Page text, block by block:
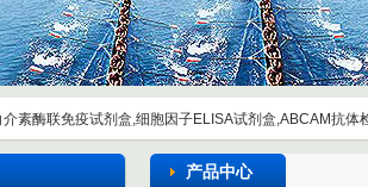
介素酶联免疫试剂盒,细胞因子ELISA试剂盒,ABCAM抗体
产品中心